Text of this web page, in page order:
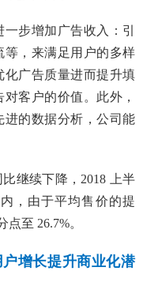
步增加广告收入：引
等，来满足用户的多样
化广告质量进而提升填
客户的价值。此外，
的数据分析，公司能
继续下降，2018 上半
，由于平均售价的提
至 26.7%。
增长提升商业化潜